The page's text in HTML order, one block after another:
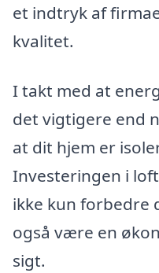
et indtryk af
kvalitet.
I takt med at
det vigtigere end
at dit hjem er
Investeringen i
ikke kun forbedre
også være en
sigt.